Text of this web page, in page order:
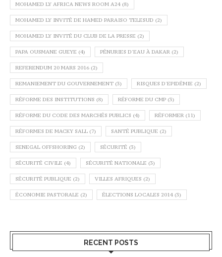
MOHAMED LY AFRICA NEWS ROOM A24 (8)
MOHAMED LY INVITÉ DE HAMED PARAISO TELESUD (2)
MOHAMED LY INVITÉ DU CLUB DE LA PRESSE (2)
PAPA OUSMANE GUEYE (4) PÉNURIES D'EAU À DAKAR (2)
REFERENDUM 20 MARS 2016 (2)
REMANIEMENT DU GOUVERNEMENT (3) RISQUES D'EPIDÉMIE (2)
RÉFORME DES INSTITUTIONS (8) RÉFORME DU CMP (3)
RÉFORME DU CODE DES MARCHÉS PUBLICS (4) RÉFORMER (11)
RÉFORMES DE MACKY SALL (7) SANTÉ PUBLIQUE (2)
SENEGAL OFFSHORING (2) SÉCURITÉ (3)
SÉCURITÉ CIVILE (4) SÉCURITÉ NATIONALE (3)
SÉCURITÉ PUBLIQUE (2) VILLES AFRIQUES (2)
ÉCONOMIE PASTORALE (2) ÉLECTIONS LOCALES 2014 (3)
RECENT POSTS